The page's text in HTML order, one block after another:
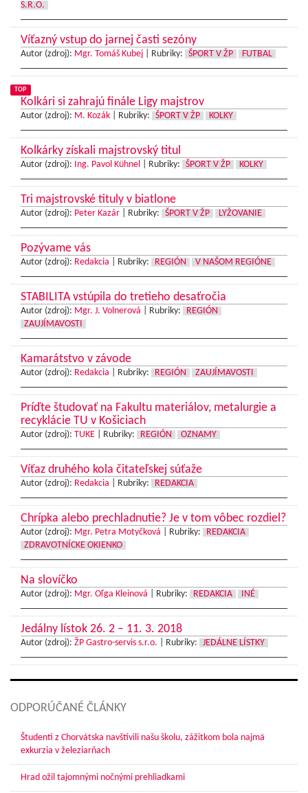
S.R.O.
Víťazný vstup do jarnej časti sezóny
Autor (zdroj): Mgr. Tomáš Kubej Rubriky: ŠPORT V ŽP FUTBAL
TOP
Kolkári si zahrajú finále Ligy majstrov
Autor (zdroj): M. Kozák Rubriky: ŠPORT V ŽP KOLKY
Kolkárky získali majstrovský titul
Autor (zdroj): Ing. Pavol Kühnel Rubriky: ŠPORT V ŽP KOLKY
Tri majstrovské tituly v biatlone
Autor (zdroj): Peter Kazár Rubriky: ŠPORT V ŽP LYŽOVANIE
Pozývame vás
Autor (zdroj): Redakcia Rubriky: REGIÓN V NAŠOM REGIÓNE
STABILITA vstúpila do tretieho desaťročia
Autor (zdroj): Mgr. J. Volnerová Rubriky:
REGIÓN
ZAUJÍMAVOSTI
Kamarátstvo v závode
Autor (zdroj): Redakcia Rubriky: REGIÓN ZAUJÍMAVOSTI
Príďte študovať na Fakultu materiálov, metalurgie a
recyklácie TU v Košiciach
Autor (zdroj): TUKE Rubriky: REGIÓN OZNAMY
Víťaz druhého kola čitateľskej súťaže
Autor (zdroj): Redakcia Rubriky: REDAKCIA
Chrípka alebo prechladnutie? Je v tom vôbec rozdiel?
Autor (zdroj): Mgr. Petra Motyčková Rubriky:
REDAKCIA
ZDRAVOTNÍCKE OKIENKO
Na slovíčko
Autor (zdroj): Mgr. Oľga Kleinová Rubriky: REDAKCIA INÉ
Jedálny lístok 26. 2 – 11. 3. 2018
Autor (zdroj): ŽP Gastro-servis s.r.o. Rubriky: JEDÁLNE LÍSTKY
ODPORÚČANÉ ČLÁNKY
Študenti z Chorvátska navštívili našu školu, zážitkom bola najmä
exkurzia v železiarňach
Hrad ožil tajomnými nočnými prehliadkami